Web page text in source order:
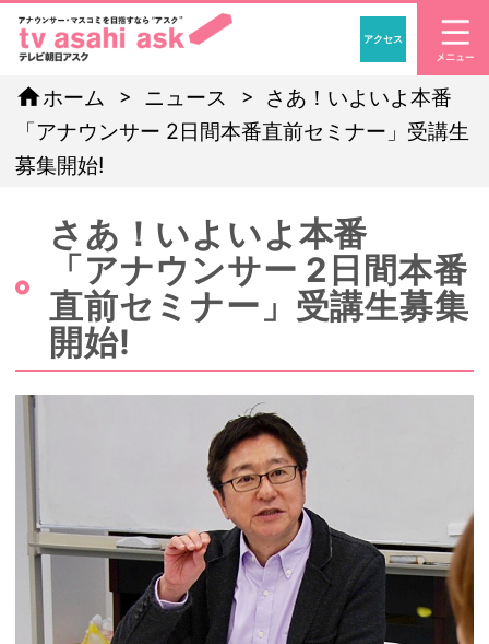
「アナウンサー・マ
アクセス
homeホーム ニュース
さあ！いよいよ本番
「アナウンサー 2日間本番直前セミナー」受講生
募集開始!
さあ！いよいよ本番
「アナウンサー 2日間本番
直前セミナー」受講生募集
開始!